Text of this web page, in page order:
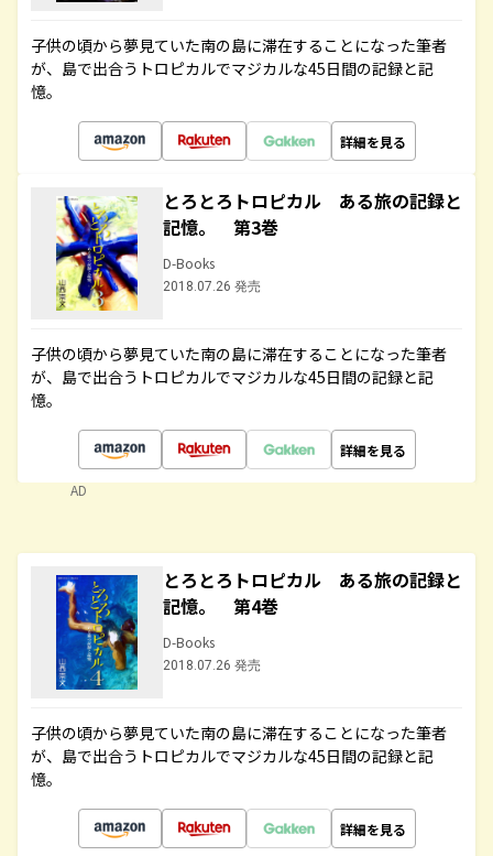
子供の頃から夢見ていた南の島に滞在することになった筆者
が、島で出合うトロピカルでマジカルな45日間の記録と記
憶。
詳細を見る
とろとろトロピカル ある旅の記録と
記憶。 第3巻
D-Books
2018.07.26 発売
子供の頃から夢見ていた南の島に滞在することになった筆者
が、島で出合うトロピカルでマジカルな45日間の記録と記
憶。
詳細を見る
AD
とろとろトロピカル ある旅の記録と
記憶。 第4巻
D-Books
2018.07.26 発売
子供の頃から夢見ていた南の島に滞在することになった筆者
が、島で出合うトロピカルでマジカルな45日間の記録と記
憶。
詳細を見る